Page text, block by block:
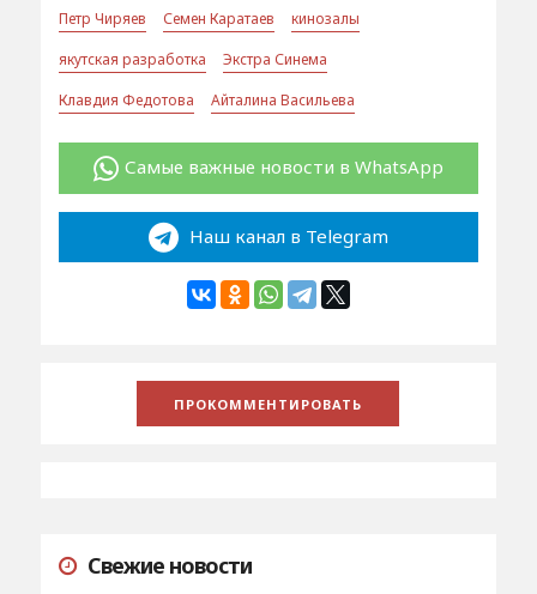
Петр Чиряев
Семен Каратаев
кинозалы
якутская разработка
Экстра Синема
Клавдия Федотова
Айталина Васильева
Самые важные новости в WhatsApp
Наш канал в Telegram
Свежие новости